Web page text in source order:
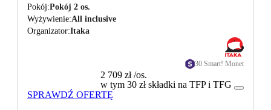
Pokój Pokój 2 os.
Wyżywienie All inclusive
Organizator Itaka
30 Smart! Monet
2 709 zł/os.
w tym 30 zł składki na TFP i TFG
SPRAWDŹ OFERTĘ